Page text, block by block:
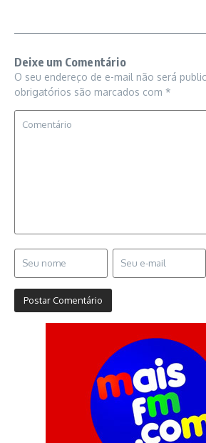
Deixe um Comentário
O seu endereço de e-mail não será
obrigatórios são marcados com *